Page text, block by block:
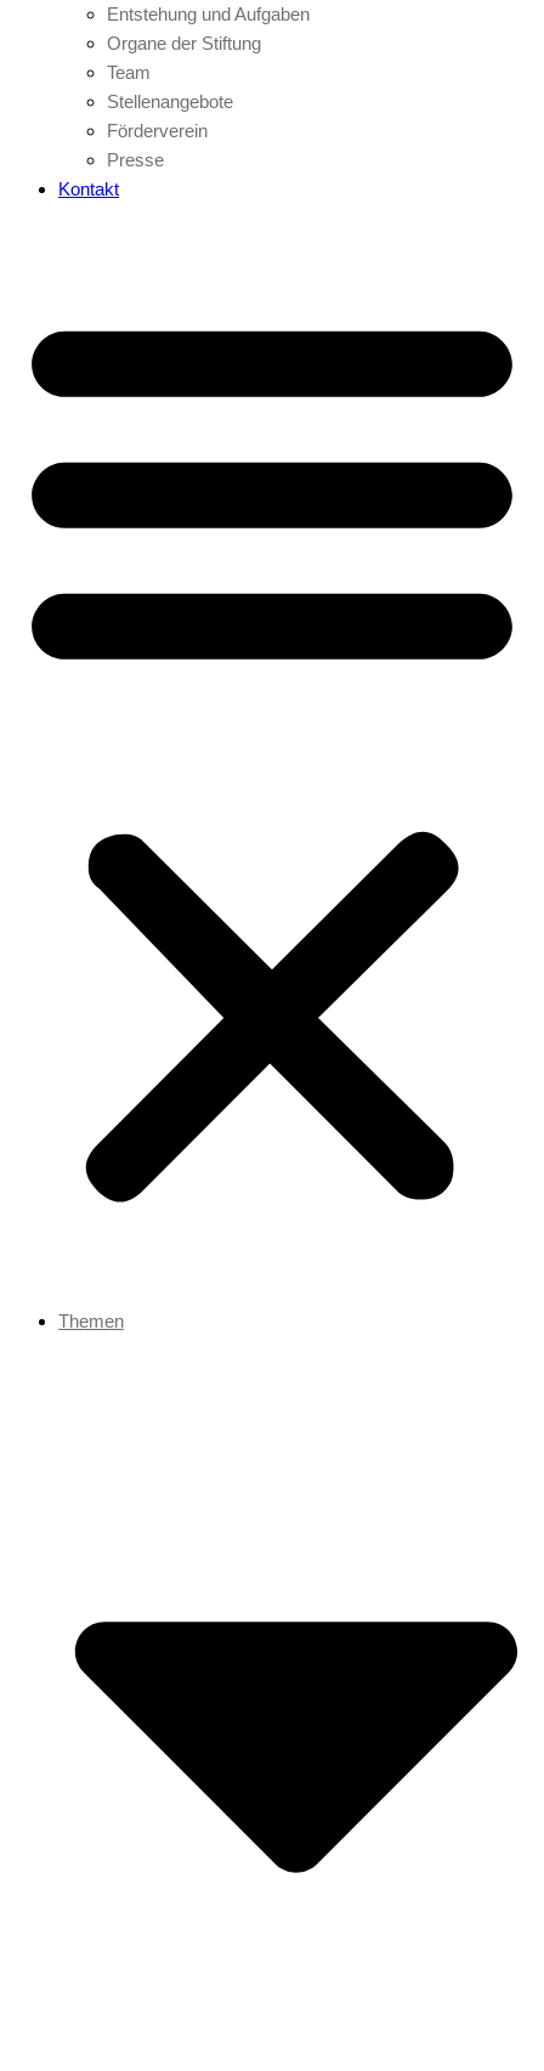
Entstehung und Aufgaben
Organe der Stiftung
Team
Stellenangebote
Förderverein
Presse
Kontakt
Themen